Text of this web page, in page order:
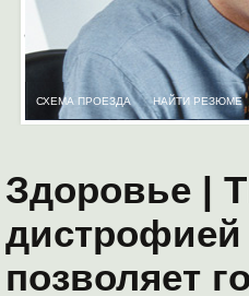
СХЕМА ПРОЕЗДА
НАЙТИ РЕЗЮМЕ
Здоровье |
дистрофией
позволяет